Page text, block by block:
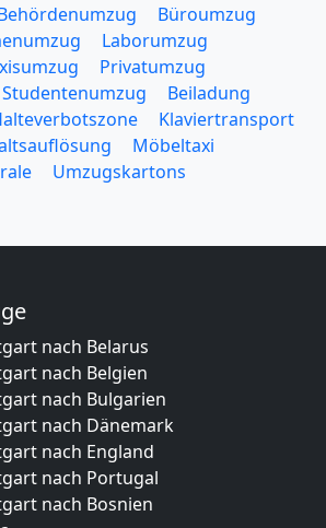
Büroumzug
Laborumzug
Privatumzug
Studentenumzug
Beiladung
Klaviertransport
Möbeltaxi
Umzugskartons
nach Belarus
nach Belgien
nach Bulgarien
nach Dänemark
nach England
nach Portugal
nach Bosnien